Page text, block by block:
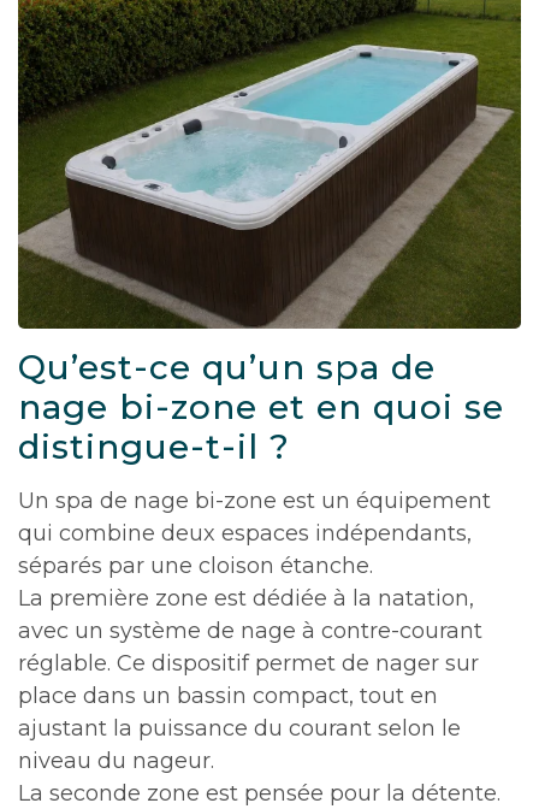
Qu’est-ce qu’un spa de
nage bi-zone et en quoi se
distingue-t-il ?
Un spa de nage bi-zone est un équipement
qui combine deux espaces indépendants,
séparés par une cloison étanche.
La première zone est dédiée à la natation,
avec un système de nage à contre-courant
réglable. Ce dispositif permet de nager sur
place dans un bassin compact, tout en
ajustant la puissance du courant selon le
niveau du nageur.
La seconde zone est pensée pour la détente.